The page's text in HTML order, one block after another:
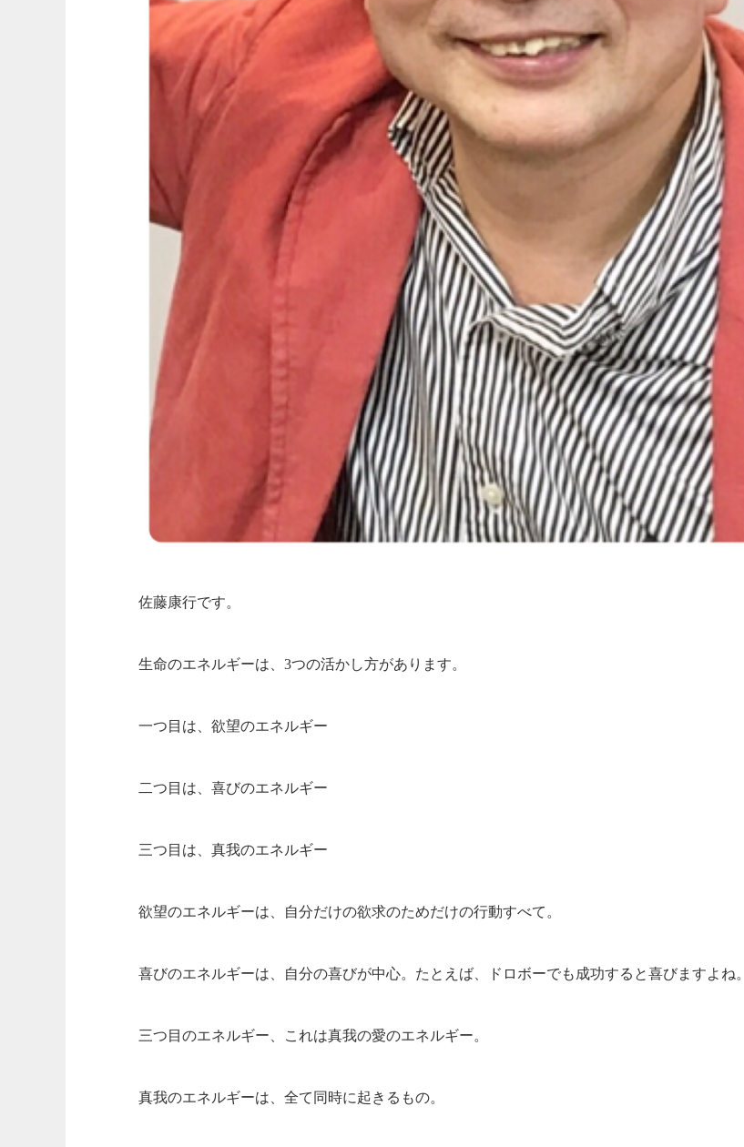
佐藤康行です。
生命のエネルギーは、3つの活かし方があります。
一つ目は、欲望のエネルギー
二つ目は、喜びのエネルギー
三つ目は、真我のエネルギー
欲望のエネルギーは、自分だけの欲求のためだけの行動すべて。
喜びのエネルギーは、自分の喜びが中心。たとえば、ドロボーでも成功すると喜びますよね。
三つ目のエネルギー、これは真我の愛のエネルギー。
真我のエネルギーは、全て同時に起きるもの。